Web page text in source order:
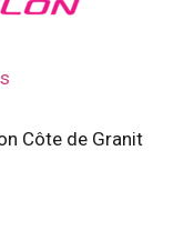
Côte de Granit